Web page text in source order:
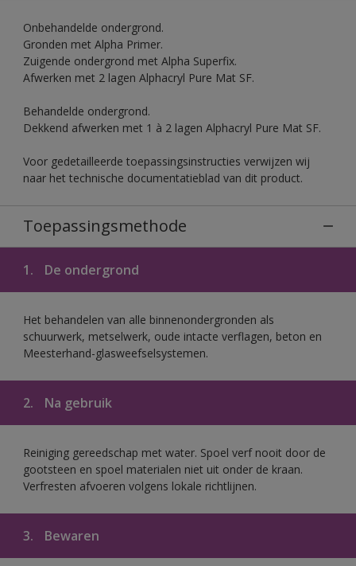
Onbehandelde ondergrond.
Gronden met Alpha Primer.
Zuigende ondergrond met Alpha Superfix.
Afwerken met 2 lagen Alphacryl Pure Mat SF.
Behandelde ondergrond.
Dekkend afwerken met 1 à 2 lagen Alphacryl Pure Mat SF.
Voor gedetailleerde toepassingsinstructies verwijzen wij
naar het technische documentatieblad van dit product.
Toepassingsmethode
1. De ondergrond
Het behandelen van alle binnenondergronden als
schuurwerk, metselwerk, oude intacte verflagen, beton en
Meesterhand-glasweefselsystemen.
2. Na gebruik
Reiniging gereedschap met water. Spoel verf nooit door de
gootsteen en spoel materialen niet uit onder de kraan.
Verfresten afvoeren volgens lokale richtlijnen.
3. Bewaren